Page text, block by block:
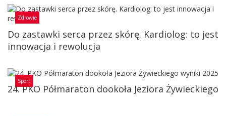
Zdrowie
Do zastawki serca przez skórę. Kardiolog: to jest
innowacja i rewolucja
Sport
24. PKO Półmaraton dookoła Jeziora Żywieckiego